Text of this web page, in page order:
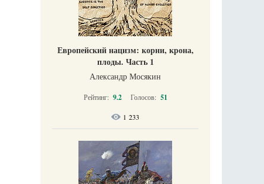
Европейский нацизм: корни, крона,
плоды. Часть 1
Александр Мосякин
Рейтинг: 9.2 Голосов: 51
1 233